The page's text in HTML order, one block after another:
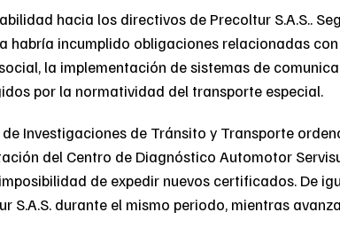
hacia los directivos de Precoltur S.A.S..
habría incumplido obligaciones relacionadas
la implementación de sistemas de
por la normatividad del transporte especial.
Investigaciones de Tránsito y Transporte
del Centro de Diagnóstico Automotor
de expedir nuevos certificados. De
S.A.S. durante el mismo periodo, mientras